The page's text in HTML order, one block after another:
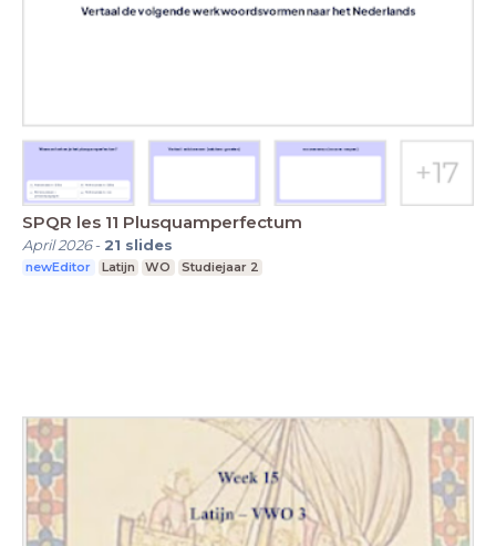
SPQR les 11 Plusquamperfectum
April 2026- 21 slides
newEditor Latijn WO Studiejaar 2